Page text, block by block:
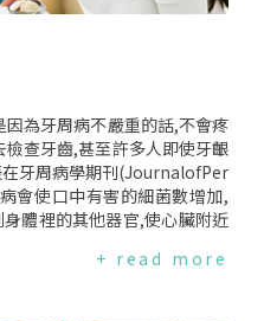
為牙周病不嚴重的話,不會疼
查牙齒,甚至許多人即使牙齦
牙周病學期刊(JournalofPer
會使口中有害的細菌數增加,
體裡的其他器官,使心臟附近
關性,也容易引起上呼吸道疾
+ read more